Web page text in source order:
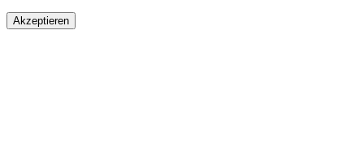
Akzeptieren